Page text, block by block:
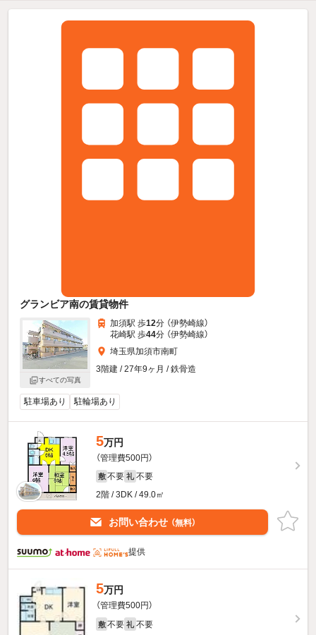
グランビア南の賃貸物件
すべての写真
加須駅 歩12分 （伊勢崎線）
花崎駅 歩44分 （伊勢崎線）
埼玉県加須市南町
3階建 / 27年9ヶ月 / 鉄骨造
駐車場あり 駐輪場あり
5万円
（管理費500円）
敷 不要 礼 不要
2階 / 3DK / 49.0㎡
お問い合わせ （無料）
提供
5万円
（管理費500円）
敷 不要 礼 不要